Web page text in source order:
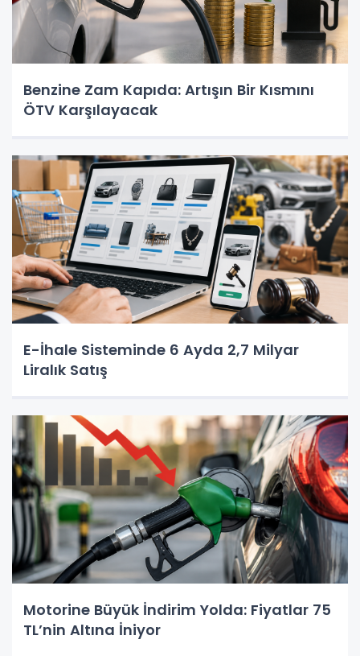
Benzine Zam Kapıda: Artışın Bir Kısmını
ÖTV Karşılayacak
E-İhale Sisteminde 6 Ayda 2,7 Milyar
Liralık Satış
Motorine Büyük İndirim Yolda: Fiyatlar 75
TL’nin Altına İniyor